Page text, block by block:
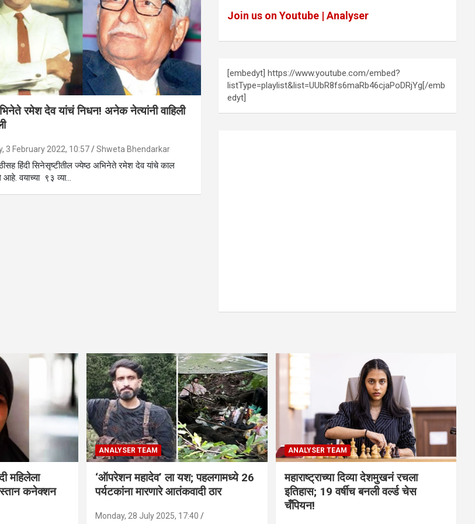
रमेश देव यांचं निधन! अनेक नेत्यांनी वाहिली
3 February 2022, 10:57 Shweta Bhendarkar
हिंदी सिनेसृष्टीतील ज्येष्ठ अभिनेते रमेश देव यांचे काल
वयाच्या ९३ व्या…
Join us on Youtube | Analyser
[embedyt] https://www.youtube.com/embed?
listType=playlist&list=UUbR8fs6maRb46cjaPoDRjYg[/emb
edyt]
महिलेला
कनेक्शन
ANALYSER TEAM
‘ऑपरेशन महादेव’ ला यश; पहलगामध्ये 26
पर्यटकांना मारणारे आतंकवादी ठार
Monday, 28 July 2025, 17:40
ANALYSER TEAM
महाराष्ट्राच्या दिव्या देशमुखनं रचला
इतिहास; 19 वर्षीच बनली वर्ल्ड चेस
चँपियन!